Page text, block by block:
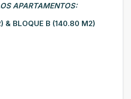
APARTAMENTOS:
& BLOQUE B (140.80 M2)